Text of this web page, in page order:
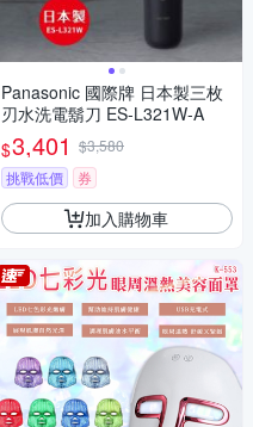
Panasonic 國際牌 日本製三枚
刃水洗電鬍刀 ES-L321W-A
$3,401 $3,580
挑戰低價
券
加入購物車